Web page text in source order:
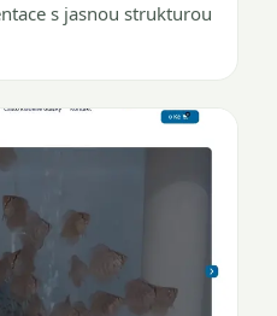
s jasnou strukturou